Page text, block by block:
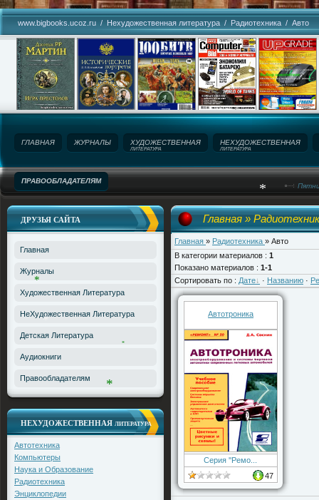
*
*
*
*
www.bigbooks.ucoz.ru / Нехудожественная литература / Радиотехника / Авто
ГЛАВНАЯ ЖУРНАЛЫ ХУДОЖЕСТВЕННАЯ
ЛИТЕРАТУРА
НЕХУДОЖЕСТВЕННАЯ
ЛИТЕРАТУРА
ПРАВООБЛАДАТЕЛЯМ
Название сайта!
Главная »
Главная » Радиотехника » Авто
В категории материалов : 1
Показано материалов : 1-1
Сортировать по : Дате · Названию ·
Автотроника
Серия ''Ремо...
47
ДРУЗЬЯ САЙТА
Главная
Журналы
Художественная Литература
НеХудожественная Литература
Детская Литература
Аудиокниги
Правообладателям
НЕХУДОЖЕСТВЕННАЯ ЛИТЕРАТУРА
Автотехника
Компьютеры
Наука и Образование
Радиотехника
Энциклопедии